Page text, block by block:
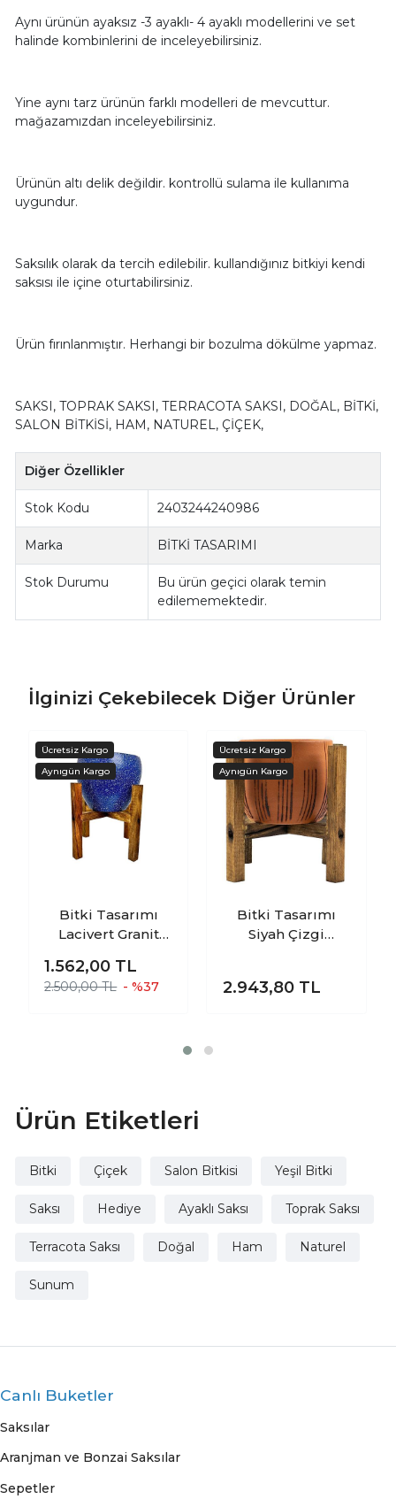
Aynı ürünün ayaksız -3 ayaklı- 4 ayaklı modellerini ve set
halinde kombinlerini de inceleyebilirsiniz.
Yine aynı tarz ürünün farklı modelleri de mevcuttur.
mağazamızdan inceleyebilirsiniz.
Ürünün altı delik değildir. kontrollü sulama ile kullanıma
uygundur.
Saksılık olarak da tercih edilebilir. kullandığınız bitkiyi kendi
saksısı ile içine oturtabilirsiniz.
Ürün fırınlanmıştır. Herhangi bir bozulma dökülme yapmaz.
SAKSI, TOPRAK SAKSI, TERRACOTA SAKSI, DOĞAL, BİTKİ,
SALON BİTKİSİ, HAM, NATUREL, ÇİÇEK,
Diğer Özellikler
Stok Kodu 2403244240986
Marka BİTKİ TASARIMI
Stok Durumu
Bu ürün geçici olarak temin
edilememektedir.
İlginizi Çekebilecek Diğer Ürünler
Bitki Tasarımı
Lacivert Granit
Saksılık Salon
Çiçeklik 4 Ayaklı -
1.562,00 TL
2.500,00 TL - %37
Bitki Tasarımı
Siyah Çizgi
Saksılık Salon
2.943,80 TL
Ürün Etiketleri
Bitki Çiçek Salon Bitkisi Yeşil Bitki
Saksı Hediye Ayaklı Saksı Toprak Saksı
Terracota Saksı Doğal Ham Naturel
Sunum
Canlı Buketler
Saksılar
Aranjman ve Bonzai Saksılar
Sepetler